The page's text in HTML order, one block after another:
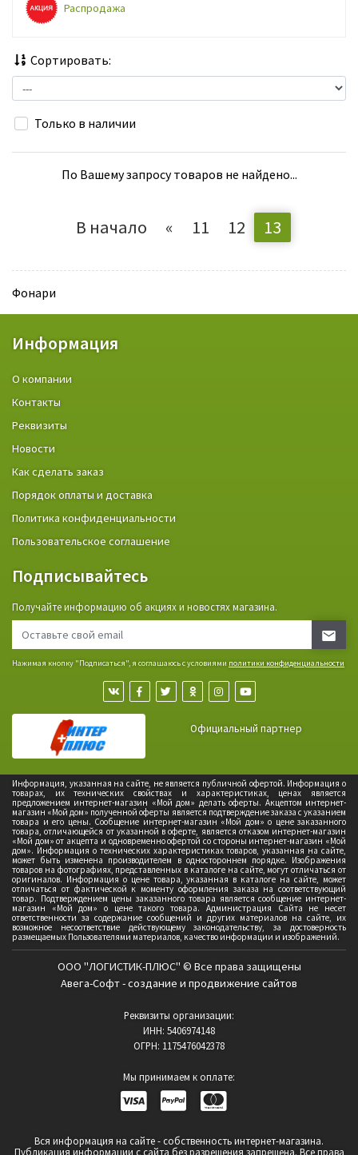
Распродажа
Сортировать:
Только в наличии
По Вашему запросу товаров не найдено...
В начало « 11 12 13
Фонари
Информация
О компании
Контакты
Реквизиты
Новости
Как сделать заказ
Порядок оплаты и доставка
Политика конфиденциальности
Пользовательское соглашение
Подписывайтесь
Получайте информацию об акциях и новостях магазина.
Нажимая кнопку "Подписаться", я соглашаюсь с условиями политики конфиденциальности
Официальный партнер
Информация, указанная на сайте, не является публичной офертой. Информация о
товарах, их технических свойствах и характеристиках, ценах является
предложением интернет-магазин «Мой дом» делать оферты. Акцептом интернет-
магазин «Мой дом» полученной оферты является подтверждение заказа с указанием
товара и его цены. Сообщение интернет-магазин «Мой дом» о цене заказанного
товара, отличающейся от указанной в оферте, является отказом интернет-магазин
«Мой дом» от акцепта и одновременно офертой со стороны интернет-магазин «Мой
дом». Информация о технических характеристиках товаров, указанная на сайте,
может быть изменена производителем в одностороннем порядке. Изображения
товаров на фотографиях, представленных в каталоге на сайте, могут отличаться от
оригиналов. Информация о цене товара, указанная в каталоге на сайте, может
отличаться от фактической к моменту оформления заказа на соответствующий
товар. Подтверждением цены заказанного товара является сообщение интернет-
магазин «Мой дом» о цене такого товара. Администрация Сайта не несет
ответственности за содержание сообщений и других материалов на сайте, их
возможное несоответствие действующему законодательству, за достоверность
размещаемых Пользователями материалов, качество информации и изображений.
ООО "ЛОГИСТИК-ПЛЮС" © Все права защищены
Авега-Софт - создание и продвижение сайтов
Реквизиты организации:
ИНН: 5406974148
ОГРН: 1175476042378
Мы принимаем к оплате:
Вся информация на сайте - собственность интернет-магазина.
Публикация информации с сайта без разрешения запрешена. Все права